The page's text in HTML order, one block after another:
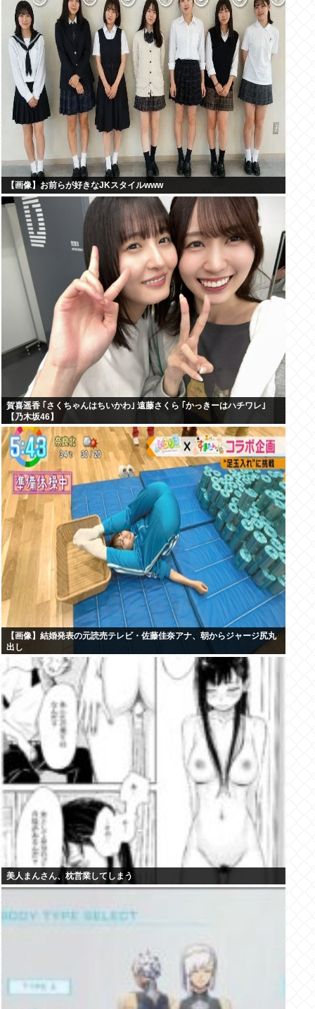
【画像】お前らが好きなJKスタイルwww
賀喜遥香 ｢さくちゃんはちいかわ｣ 遠藤さくら ｢かっきーはハチワレ｣
【乃木坂46】
【画像】結婚発表の元読売テレビ・佐藤佳奈アナ、朝からジャージ尻丸
出し
美人まんさん、枕営業してしまう